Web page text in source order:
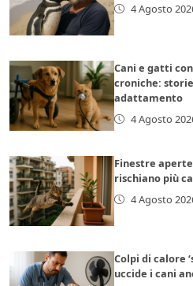
4 Agosto
Cani e gatti
croniche:
adattamento
4 Agosto
Finestre
rischiano più
4 Agosto
Colpi di calore
uccide i cani